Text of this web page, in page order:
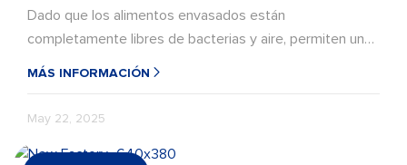
Dado que los alimentos envasados están
completamente libres de bacterias y aire, permiten una
conservación a largo plazo sin necesidad de
MÁS INFORMACIÓN
May 22, 2025